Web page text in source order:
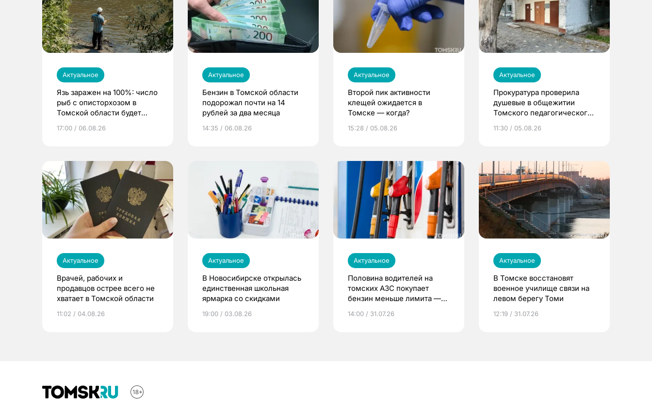
Актуальное
Язь заражен на 100%: число
рыб с описторхозом в
Томской области будет
17:00 / 06.08.26
Актуальное
Бензин в Томской области
подорожал почти на 14
рублей за два месяца
14:35 / 06.08.26
Актуальное
Второй пик активности
клещей ожидается в
Томске — когда?
15:28 / 05.08.26
Актуальное
Прокуратура проверила
душевые в общежитии
Томского педагогического
11:30 / 05.08.26
Актуальное
Врачей, рабочих и
продавцов острее всего не
хватает в Томской области
11:02 / 04.08.26
Актуальное
В Новосибирске открылась
единственная школьная
ярмарка со скидками
19:00 / 03.08.26
Актуальное
Половина водителей на
томских АЗС покупает
бензин меньше лимита —
14:00 / 31.07.26
Актуальное
В Томске восстановят
военное училище связи на
левом берегу Томи
12:19 / 31.07.26